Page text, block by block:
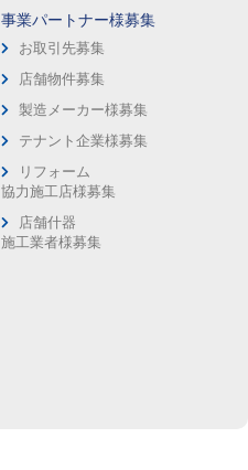
事業パートナー様募集
お取引先募集
店舗物件募集
製造メーカー様募集
テナント企業様募集
リフォーム
協力施工店様募集
店舗什器
施工業者様募集